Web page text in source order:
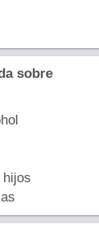
sobre
hijos